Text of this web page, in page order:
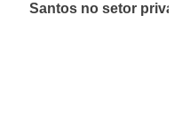
Santos no setor